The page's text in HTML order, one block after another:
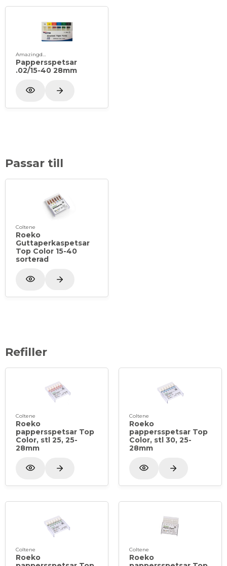
Pappersspetsar
.02/15-40 28mm
Passar till
Coltene
Roeko
Guttaperkaspetsar
Top Color 15-40
sorterad
Refiller
Coltene
Roeko
pappersspetsar Top
Color, stl 25, 25-
28mm
Coltene
Roeko
pappersspetsar Top
Color, stl 30, 25-
28mm
Coltene
Roeko
Coltene
Roeko